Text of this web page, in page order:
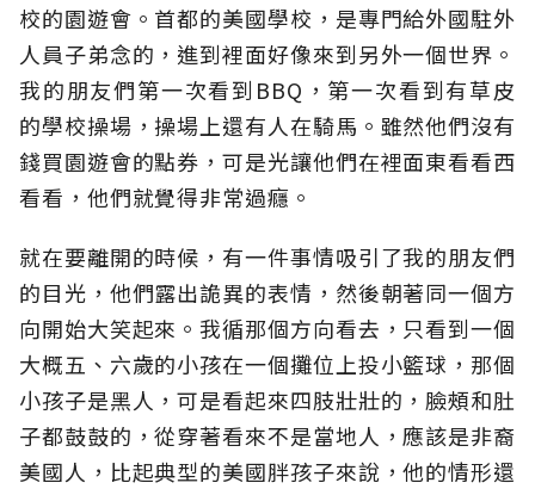
校的園遊會。首都的美國學校，是專門給外國駐外
人員子弟念的，進到裡面好像來到另外一個世界。
我的朋友們第一次看到BBQ，第一次看到有草皮
的學校操場，操場上還有人在騎馬。雖然他們沒有
錢買園遊會的點券，可是光讓他們在裡面東看看西
看看，他們就覺得非常過癮。
就在要離開的時候，有一件事情吸引了我的朋友們
的目光，他們露出詭異的表情，然後朝著同一個方
向開始大笑起來。我循那個方向看去，只看到一個
大概五、六歲的小孩在一個攤位上投小籃球，那個
小孩子是黑人，可是看起來四肢壯壯的，臉頰和肚
子都鼓鼓的，從穿著看來不是當地人，應該是非裔
美國人，比起典型的美國胖孩子來說，他的情形還